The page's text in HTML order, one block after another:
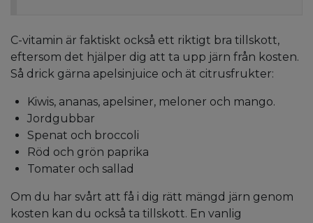
C-vitamin är faktiskt också ett riktigt bra tillskott,
eftersom det hjälper dig att ta upp järn från kosten.
Så drick gärna apelsinjuice och ät citrusfrukter:
Kiwis, ananas, apelsiner, meloner och mango.
Jordgubbar
Spenat och broccoli
Röd och grön paprika
Tomater och sallad
Om du har svårt att få i dig rätt mängd järn genom
kosten kan du också ta tillskott. En vanlig